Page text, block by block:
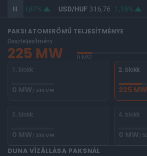
0,87% USD/HUF316,76 1,18%
PAKSI ATOMERŐMŰ TELJESÍTMÉNYE
Összteljesítmény
225 MW 0 MW
1. blokk
0 MW/ 500 MW
2. blokk
225 MW
3. blokk
0 MW/ 500 MW
4. blokk
0 MW/
DUNA VÍZÁLLÁSA PAKSNÁL